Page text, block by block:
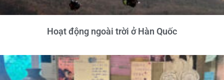
Hoạt động ngoài trời ở Hàn Quốc